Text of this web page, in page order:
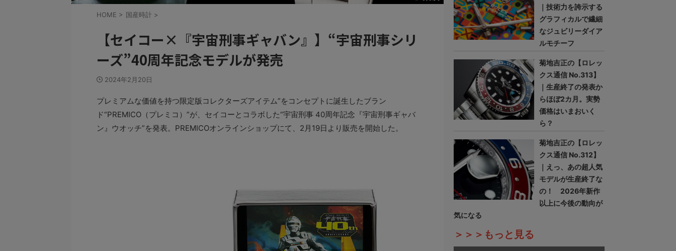
HOME > 国産時計 >
【セイコー×『宇宙刑事ギャバン』】“宇宙刑事シリ
ーズ”40周年記念モデルが発売
2024年2月20日
プレミアムな価値を持つ限定版コレクターズアイテム”をコンセプトに誕生したブラン
ド“PREMICO（プレミコ）”が、セイコーとコラボした“宇宙刑事 40周年記念『宇宙刑事ギャバ
ン』ウオッチ”を発表。PREMICOオンラインショップにて、2月19日より販売を開始した。
｜技術力を誇示する
グラフィカルで繊細
なジュビリーダイア
ルモチーフ
菊地吉正の【ロレッ
クス通信 No.313】
｜生産終了の発表か
らほぼ2カ月。実勢
価格はいまおいく
ら？
菊地吉正の【ロレッ
クス通信 No.312】
｜えっ、あの超人気
モデルが生産終了な
の！ 2026年新作
以上に今後の動向が
気になる
＞＞＞もっと見る